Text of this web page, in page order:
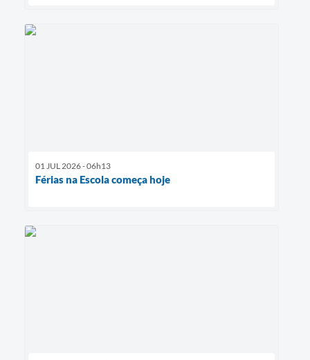
01 JUL 2026 - 06h13
Férias na Escola começa hoje